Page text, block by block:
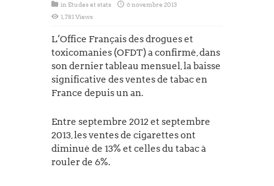
in Etudes et stats
6 novembre 2013
1,781 Views
L’Office Français des drogues et
toxicomanies (OFDT) a confirmé, dans
son dernier tableau mensuel, la baisse
significative des ventes de tabac en
France depuis un an.
Entre septembre 2012 et septembre
2013, les ventes de cigarettes ont
diminué de 13% et celles du tabac à
rouler de 6%.